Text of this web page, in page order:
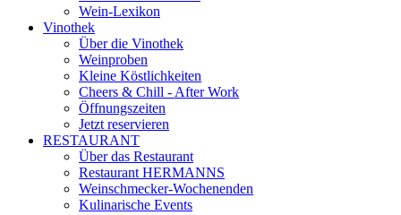
Wein-Lexikon
Vinothek
Über die Vinothek
Weinproben
Kleine Köstlichkeiten
Cheers & Chill - After Work
Öffnungszeiten
Jetzt reservieren
RESTAURANT
Über das Restaurant
Restaurant HERMANNS
Weinschmecker-Wochenenden
Kulinarische Events